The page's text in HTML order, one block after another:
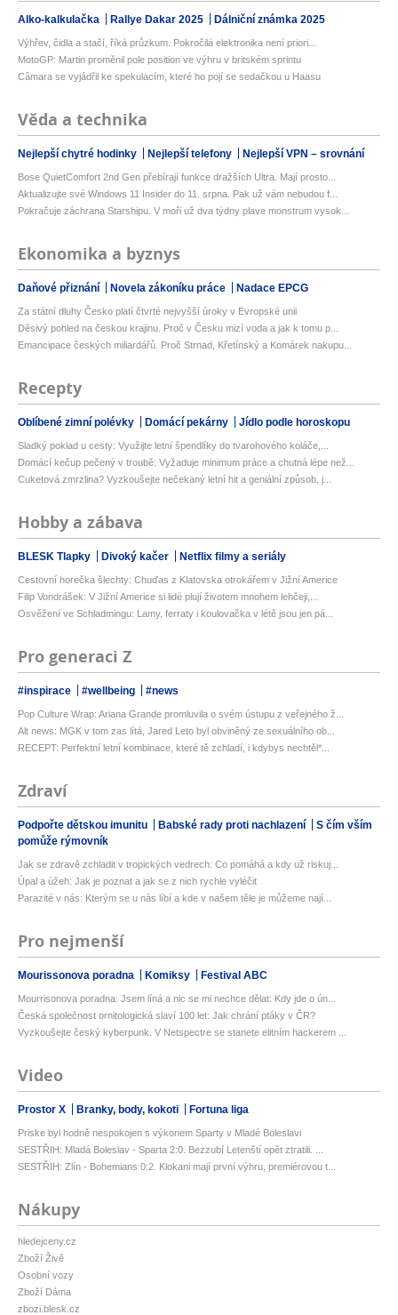
Alko-kalkulačka Rallye Dakar 2025 Dálniční známka 2025
Výhřev, čidla a stačí, říká průzkum. Pokročilá elektronika není priori...
MotoGP: Martin proměnil pole position ve výhru v britském sprintu
Câmara se vyjádřil ke spekulacím, které ho pojí se sedačkou u Haasu
Věda a technika
Nejlepší chytré hodinky Nejlepší telefony Nejlepší VPN – srovnání
Bose QuietComfort 2nd Gen přebírají funkce dražších Ultra. Mají prosto...
Aktualizujte své Windows 11 Insider do 11. srpna. Pak už vám nebudou f...
Pokračuje záchrana Starshipu. V moři už dva týdny plave monstrum vysok...
Ekonomika a byznys
Daňové přiznání Novela zákoníku práce Nadace EPCG
Za státní dluhy Česko platí čtvrté nejvyšší úroky v Evropské unii
Děsivý pohled na českou krajinu. Proč v Česku mizí voda a jak k tomu p...
Emancipace českých miliardářů. Proč Strnad, Křetínský a Komárek nakupu...
Recepty
Oblíbené zimní polévky Domácí pekárny Jídlo podle horoskopu
Sladký poklad u cesty: Využijte letní špendlíky do tvarohového koláče,...
Domácí kečup pečený v troubě: Vyžaduje minimum práce a chutná lépe než...
Cuketová zmrzlina? Vyzkoušejte nečekaný letní hit a geniální způsob, j...
Hobby a zábava
BLESK Tlapky Divoký kačer Netflix filmy a seriály
Cestovní horečka šlechty: Chuďas z Klatovska otrokářem v Jižní Americe
Filip Vondrášek: V Jižní Americe si lidé plují životem mnohem lehčeji,...
Osvěžení ve Schladmingu: Lamy, ferraty i koulovačka v létě jsou jen pá...
Pro generaci Z
#inspirace #wellbeing #news
Pop Culture Wrap: Ariana Grande promluvila o svém ústupu z veřejného ž...
Alt news: MGK v tom zas lítá, Jared Leto byl obviněný ze sexuálního ob...
RECEPT: Perfektní letní kombinace, které tě zchladí, i kdybys nechtěl*...
Zdraví
Podpořte dětskou imunitu Babské rady proti nachlazení
S čím vším
pomůže rýmovník
Jak se zdravě zchladit v tropických vedrech: Co pomáhá a kdy už riskuj...
Úpal a úžeh: Jak je poznat a jak se z nich rychle vyléčit
Parazité v nás: Kterým se u nás líbí a kde v našem těle je můžeme nají...
Pro nejmenší
Mourissonova poradna Komiksy Festival ABC
Mourrisonova poradna: Jsem líná a nic se mi nechce dělat: Kdy jde o ún...
Česká společnost ornitologická slaví 100 let: Jak chrání ptáky v ČR?
Vyzkoušejte český kyberpunk. V Netspectre se stanete elitním hackerem ...
Video
Prostor X Branky, body, kokoti Fortuna liga
Priske byl hodně nespokojen s výkonem Sparty v Mladé Boleslavi
SESTŘIH: Mladá Boleslav - Sparta 2:0. Bezzubí Letenští opět ztratili. ...
SESTŘIH: Zlín - Bohemians 0:2. Klokani mají první výhru, premiérovou t...
Nákupy
hledejceny.cz
Zboží Živě
Osobní vozy
Zboží Dáma
zbozi.blesk.cz